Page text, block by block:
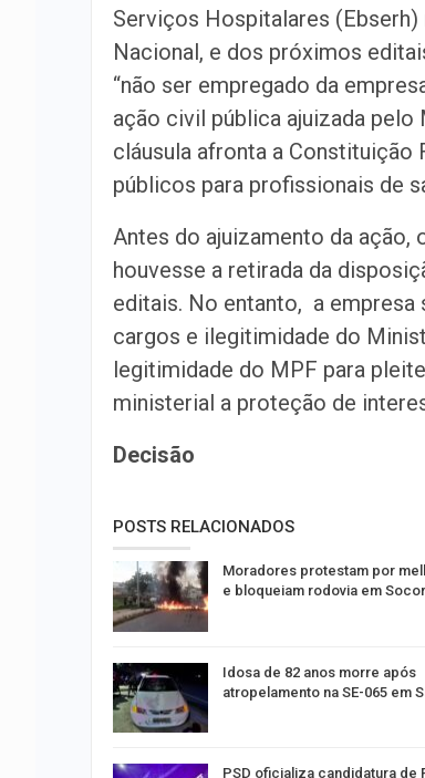
Serviços Hospitalares
Nacional, e dos próximos
“não ser empregado da
ação civil pública ajuizada
cláusula afronta a Constituição
públicos para profissionais de
Antes do ajuizamento da ação,
houvesse a retirada da
editais. No entanto, a empresa
cargos e ilegitimidade do
legitimidade do MPF para
ministerial a proteção de
Decisão
POSTS RELACIONADOS
Moradores protestam por
e bloqueiam rodovia em
Idosa de 82 anos morre após
atropelamento na SE-065 em
PSD oficializa candidatura de